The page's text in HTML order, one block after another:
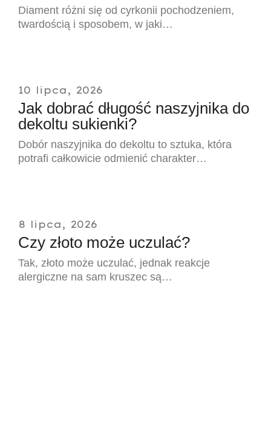
Diament różni się od cyrkonii pochodzeniem,
twardością i sposobem, w jaki…
10 lipca, 2026
Jak dobrać długość naszyjnika do
dekoltu sukienki?
Dobór naszyjnika do dekoltu to sztuka, która
potrafi całkowicie odmienić charakter…
8 lipca, 2026
Czy złoto może uczulać?
Tak, złoto może uczulać, jednak reakcje
alergiczne na sam kruszec są…